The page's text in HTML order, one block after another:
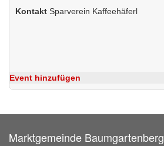
Kontakt Sparverein Kaffeehäferl
Event hinzufügen
Marktgemeinde Baumgartenberg